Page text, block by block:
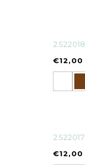
2.S22018
€12,00
2.S22017
€12,00